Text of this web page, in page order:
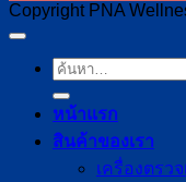
Copyright PNA
หน้าแรก
สินค้าของเรา
เครื่องตรว